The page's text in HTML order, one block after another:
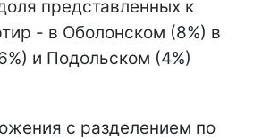
представленных к
- в Оболонском (8%) в
и Подольском (4%)
с разделением по